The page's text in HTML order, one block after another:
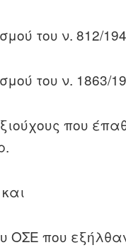
του ν. 812/
του ν. 1863/
που
ΟΣΕ που